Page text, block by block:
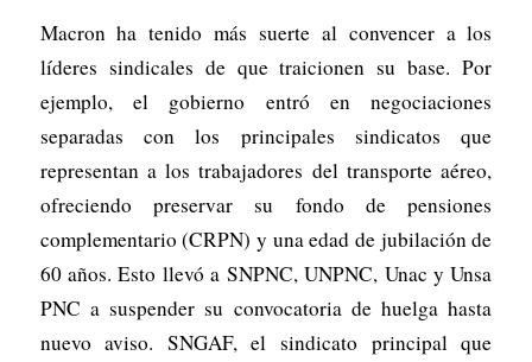
Macron ha tenido más suerte al convencer a los
líderes sindicales de que traicionen su base. Por
ejemplo, el gobierno entró en negociaciones
separadas con los principales sindicatos que
representan a los trabajadores del transporte aéreo,
ofreciendo preservar su fondo de pensiones
complementario (CRPN) y una edad de jubilación de
60 años. Esto llevó a SNPNC, UNPNC, Unac y Unsa
PNC a suspender su convocatoria de huelga hasta
nuevo aviso. SNGAF, el sindicato principal que